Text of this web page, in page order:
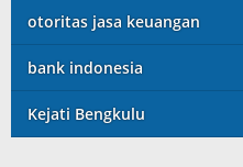
otoritas jasa keuangan
bank indonesia
Kejati Bengkulu